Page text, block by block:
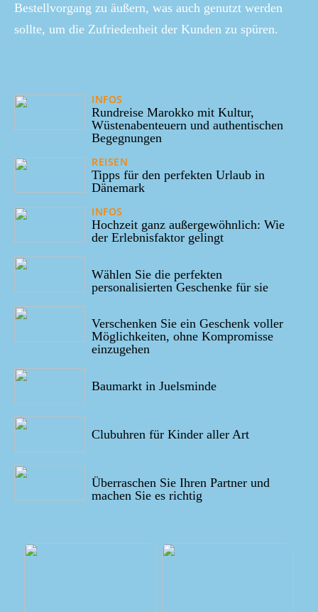
Bestellvorgang zu äußern, was auch genutzt werden
sollte, um die Zufriedenheit der Kunden zu spüren.
INFOS
Rundreise Marokko mit Kultur,
Wüstenabenteuern und authentischen
Begegnungen
REISEN
Tipps für den perfekten Urlaub in
Dänemark
INFOS
Hochzeit ganz außergewöhnlich: Wie
der Erlebnisfaktor gelingt
Wählen Sie die perfekten
personalisierten Geschenke für sie
Verschenken Sie ein Geschenk voller
Möglichkeiten, ohne Kompromisse
einzugehen
Baumarkt in Juelsminde
Clubuhren für Kinder aller Art
Überraschen Sie Ihren Partner und
machen Sie es richtig